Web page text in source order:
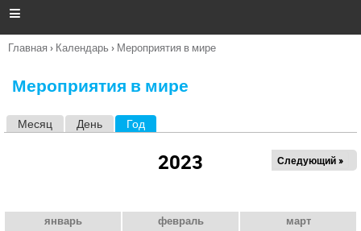
п

Вы
Главная › Календарь › Мероприятия в мире
Мероприятия в мире
Месяц День Год
2023 Следующий »
январь февраль март